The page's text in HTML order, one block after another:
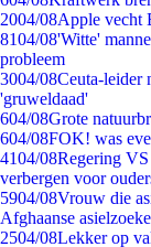
2004/08Apple vecht
8104/08'Witte'
probleem
3004/08Ceuta-leider
'gruweldaad'
604/08Grote
604/08FOK! was
4104/08Regering
verbergen voor
5904/08Vrouw die
Afghaanse
2504/08Lekker op